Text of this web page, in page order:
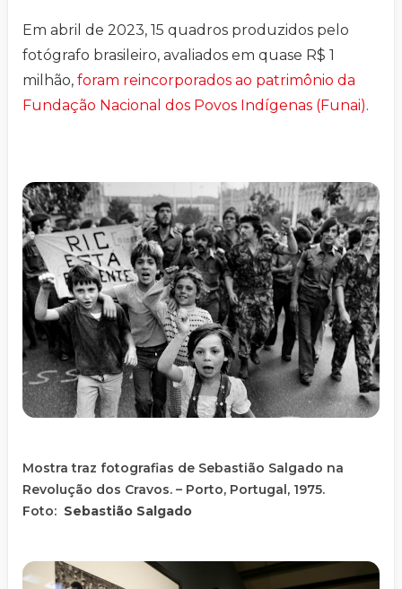
Em abril de 2023, 15 quadros produzidos pelo
fotógrafo brasileiro, avaliados em quase R$ 1
milhão, foram reincorporados ao patrimônio da
Fundação Nacional dos Povos Indígenas (Funai).
Mostra traz fotografias de Sebastião Salgado na
Revolução dos Cravos. – Porto, Portugal, 1975.
Foto: Sebastião Salgado